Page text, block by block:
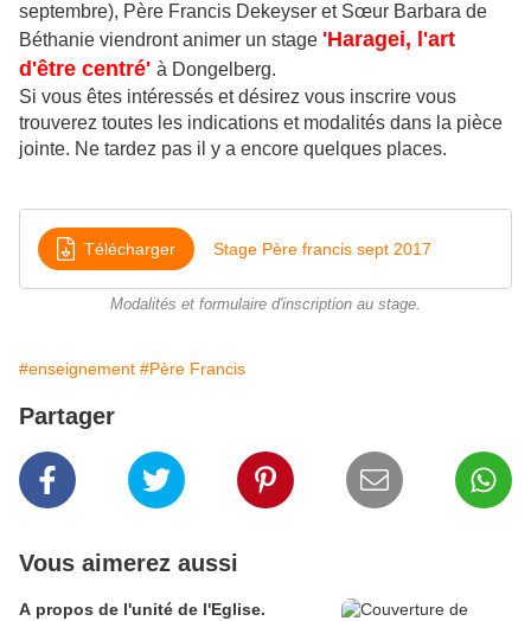
septembre), Père Francis Dekeyser et Sœur Barbara de
Béthanie viendront animer un stage 'Haragei, l'art
d'être centré' à Dongelberg.
Si vous êtes intéressés et désirez vous inscrire vous
trouverez toutes les indications et modalités dans la pièce
jointe. Ne tardez pas il y a encore quelques places.
Télécharger Stage Père francis sept 2017
Modalités et formulaire d'inscription au stage.
#enseignement #Père Francis
Partager
Vous aimerez aussi
A propos de l'unité de l'Eglise.